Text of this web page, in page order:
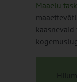
Maaelu